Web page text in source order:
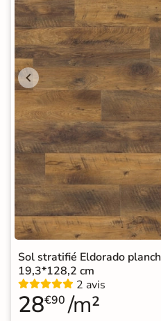
Sol stratifié Eldorado
19,3*128,2 cm
2 avis
28€90 /m²